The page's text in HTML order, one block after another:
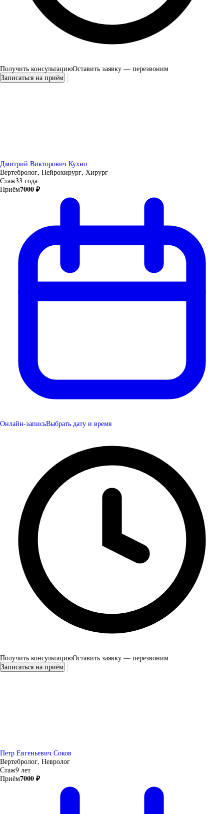
Получить консультациюОставить заявку — перезвоним
Записаться на приём
Дмитрий Викторович Кухно
Вертебролог, Нейрохирург, Хирург
Стаж33 года
Приём7000 ₽
Онлайн-записьВыбрать дату и время
Получить консультациюОставить заявку — перезвоним
Записаться на приём
Петр Евгеньевич Соков
Вертебролог, Невролог
Стаж9 лет
Приём7000 ₽